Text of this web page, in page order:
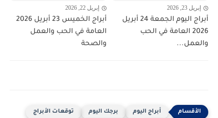
إبريل 23, 2026
أبراج اليوم الجمعة 24 أبريل
2026 العامة في الحب
والعمل...
إبريل 22, 2026
أبراج الخميس 23 أبريل 2026
العامة في الحب والعمل
والصحة
أبراج اليوم برجك اليوم توقعات الأبراج